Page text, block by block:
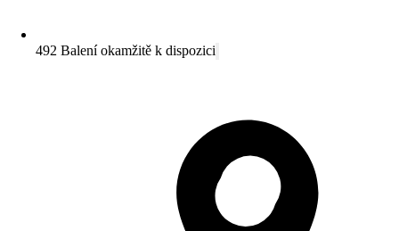
492 Balení okamžitě k dispozici